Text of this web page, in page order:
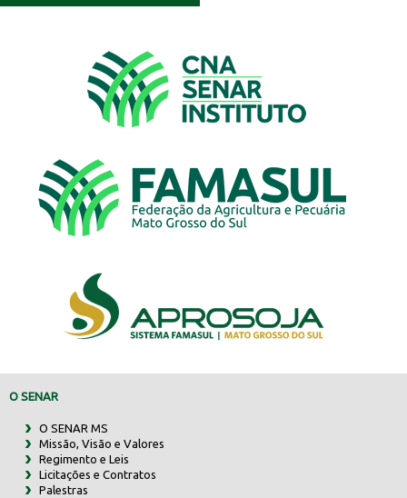
O SENAR
O SENAR MS
Missão, Visão e Valores
Regimento e Leis
Licitações e Contratos
Palestras